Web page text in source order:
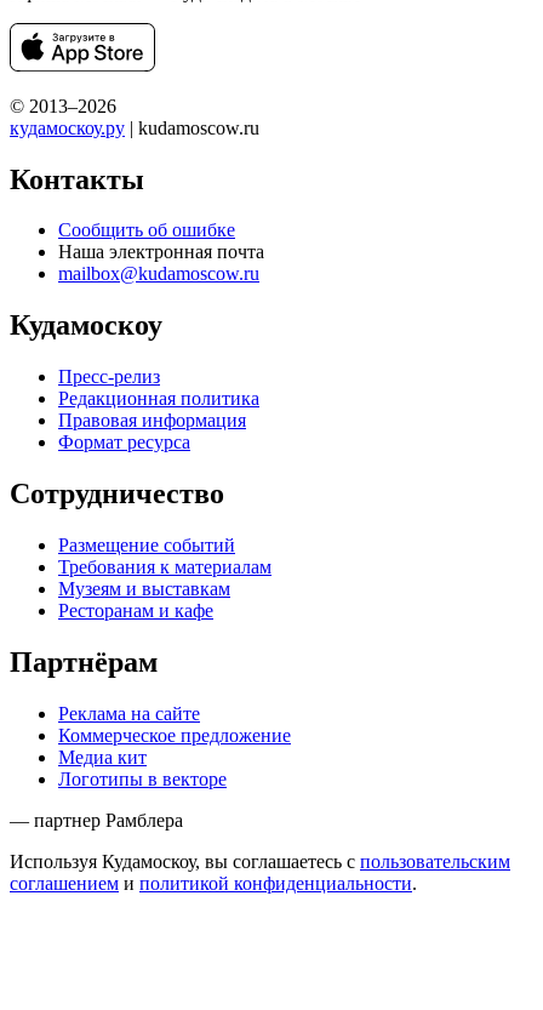
© 2013–2026
кудамоскоу.ру | kudamoscow.ru
Контакты
Сообщить об ошибке
Наша электронная почта
mailbox@kudamoscow.ru
Кудамоскоу
Пресс-релиз
Редакционная политика
Правовая информация
Формат ресурса
Сотрудничество
Размещение событий
Требования к материалам
Музеям и выставкам
Ресторанам и кафе
Партнёрам
Реклама на сайте
Коммерческое предложение
Медиа кит
Логотипы в векторе
— партнер Рамблера
Используя Кудамоскоу, вы соглашаетесь с пользовательским
соглашением и политикой конфиденциальности.